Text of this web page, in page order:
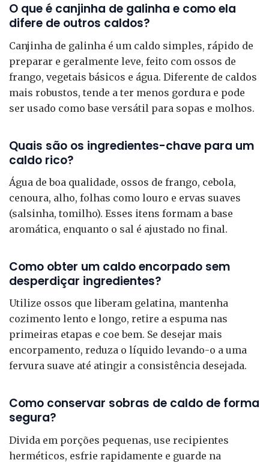
O que é canjinha de galinha e como ela
difere de outros caldos?
Canjinha de galinha é um caldo simples, rápido de
preparar e geralmente leve, feito com ossos de
frango, vegetais básicos e água. Diferente de caldos
mais robustos, tende a ter menos gordura e pode
ser usado como base versátil para sopas e molhos.
Quais são os ingredientes-chave para um
caldo rico?
Água de boa qualidade, ossos de frango, cebola,
cenoura, alho, folhas como louro e ervas suaves
(salsinha, tomilho). Esses itens formam a base
aromática, enquanto o sal é ajustado no final.
Como obter um caldo encorpado sem
desperdiçar ingredientes?
Utilize ossos que liberam gelatina, mantenha
cozimento lento e longo, retire a espuma nas
primeiras etapas e coe bem. Se desejar mais
encorpamento, reduza o líquido levando-o a uma
fervura suave até atingir a consistência desejada.
Como conservar sobras de caldo de forma
segura?
Divida em porções pequenas, use recipientes
herméticos, esfrie rapidamente e guarde na